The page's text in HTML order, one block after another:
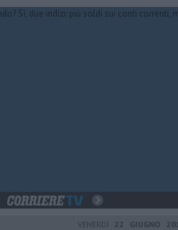
VENERDÌ 22 GIUGNO